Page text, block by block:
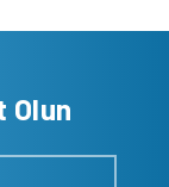
Olun